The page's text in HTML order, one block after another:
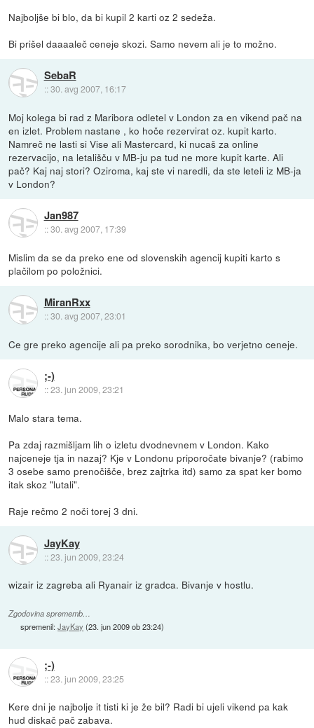
Najboljše bi blo, da bi kupil 2 karti oz 2 sedeža.
Bi prišel daaaaleč ceneje skozi. Samo nevem ali je to možno.
SebaR
::30. avg 2007, 16:17
Moj kolega bi rad z Maribora odletel v London za en vikend pač na
en izlet. Problem nastane , ko hoče rezervirat oz. kupit karto.
Namreč ne lasti si Vise ali Mastercard, ki nucaš za online
rezervacijo, na letališču v MB-ju pa tud ne more kupit karte. Ali
pač? Kaj naj stori? Oziroma, kaj ste vi naredli, da ste leteli iz MB-ja
v London?
Jan987
::30. avg 2007, 17:39
Mislim da se da preko ene od slovenskih agencij kupiti karto s
plačilom po položnici.
MiranRxx
::30. avg 2007, 23:01
Ce gre preko agencije ali pa preko sorodnika, bo verjetno ceneje.
;-)
::23. jun 2009, 23:21
Malo stara tema.
Pa zdaj razmišljam lih o izletu dvodnevnem v London. Kako
najceneje tja in nazaj? Kje v Londonu priporočate bivanje? (rabimo
3 osebe samo prenočišče, brez zajtrka itd) samo za spat ker bomo
itak skoz "lutali".
Raje rečmo 2 noči torej 3 dni.
JayKay
::23. jun 2009, 23:24
wizair iz zagreba ali Ryanair iz gradca. Bivanje v hostlu.
Zgodovina sprememb…
spremenil:JayKay (23. jun 2009 ob 23:24)
;-)
::23. jun 2009, 23:25
Kere dni je najbolje it tisti ki je že bil? Radi bi ujeli vikend pa kak
hud diskač pač zabava.